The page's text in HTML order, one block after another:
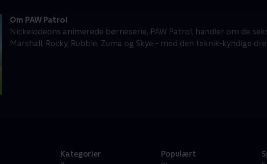
Om PAW Patrol
Nickelodeons animerede børneserie, PAW Patrol, handler om de
Marshall, Rocky, Rubble, Zuma og Skye - med den teknik-kyndige
Kategorier Populært